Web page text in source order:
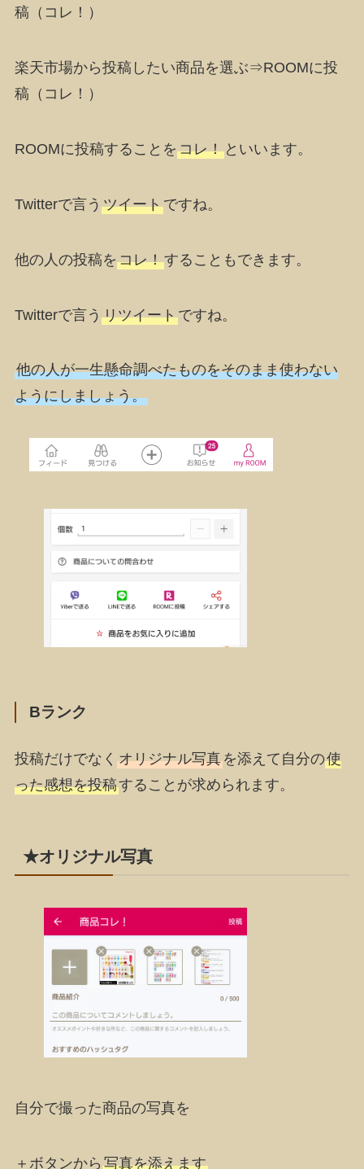
稿（コレ！）
楽天市場から投稿したい商品を選ぶ⇒ROOMに投
稿（コレ！）
ROOMに投稿することをコレ！といいます。
Twitterで言う ツイートですね。
他の人の投稿をコレ！することもできます。
Twitterで言う リツイートですね。
他の人が一生懸命調べたものをそのまま使わない
ようにしましょう。
Bランク
投稿だけでなく オリジナル写真を添えて自分の使
った感想を投稿することが求められます。
★オリジナル写真
自分で撮った商品の写真を
＋ボタンから 写真を添えます